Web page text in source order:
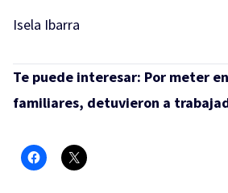
Isela Ibarra
Te puede interesar: Por meter
familiares, detuvieron a